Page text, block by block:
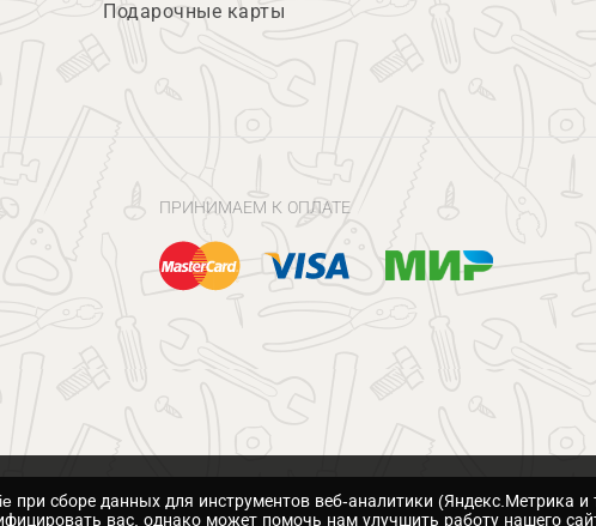
Подарочные карты
ПРИНИМАЕМ К ОПЛАТЕ
при сборе данных для инструментов веб-аналитики (Яндекс.Метрика
вас, однако может помочь нам улучшить работу нашего